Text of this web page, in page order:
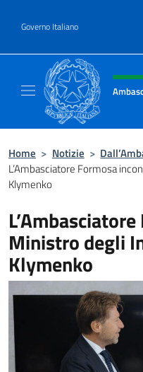
Governo Italiano
Intestazione
Home > Notizie >
L’Ambasciatore Formosa
Klymenko
Ministro degli
Klymenko